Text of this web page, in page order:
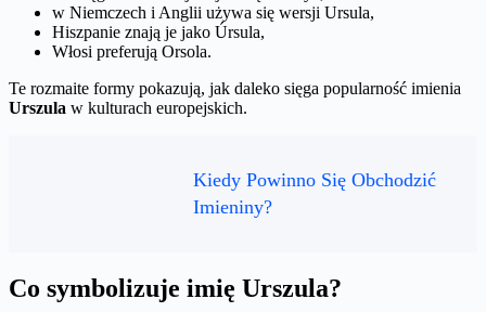
w Niemczech i Anglii używa się wersji Ursula,
Hiszpanie znają je jako Úrsula,
Włosi preferują Orsola.
Te rozmaite formy pokazują, jak daleko sięga popularność imienia
Urszula w kulturach europejskich.
Kiedy Powinno Się Obchodzić
Imieniny?
Co symbolizuje imię Urszula?